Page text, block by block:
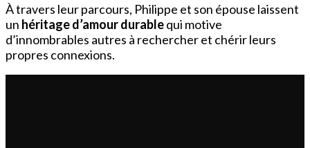
À travers leur parcours, Philippe et son épouse laissent
un héritage d’amour durablequi motive
d’innombrables autres à rechercher et chérir leurs
propres connexions.